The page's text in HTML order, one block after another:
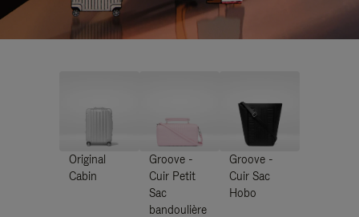
Original
Cabin
Groove -
Cuir Petit
Sac
bandoulière
Groove -
Cuir Sac
Hobo